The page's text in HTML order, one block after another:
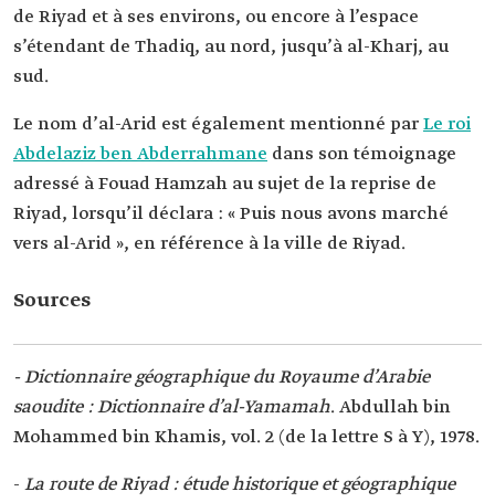
de Riyad et à ses environs, ou encore à l’espace
s’étendant de Thadiq, au nord, jusqu’à al-Kharj, au
sud.
Le nom d’al-Arid est également mentionné parLe roi
Abdelaziz ben Abderrahmane dans son témoignage
adressé à Fouad Hamzah au sujet de la reprise de
Riyad, lorsqu’il déclara : « Puis nous avons marché
vers al-Arid », en référence à la ville de Riyad.
Sources
- Dictionnaire géographique du Royaume d’Arabie
saoudite : Dictionnaire d’al-Yamamah. Abdullah bin
Mohammed bin Khamis, vol. 2 (de la lettre S à Y), 1978.
- La route de Riyad : étude historique et géographique